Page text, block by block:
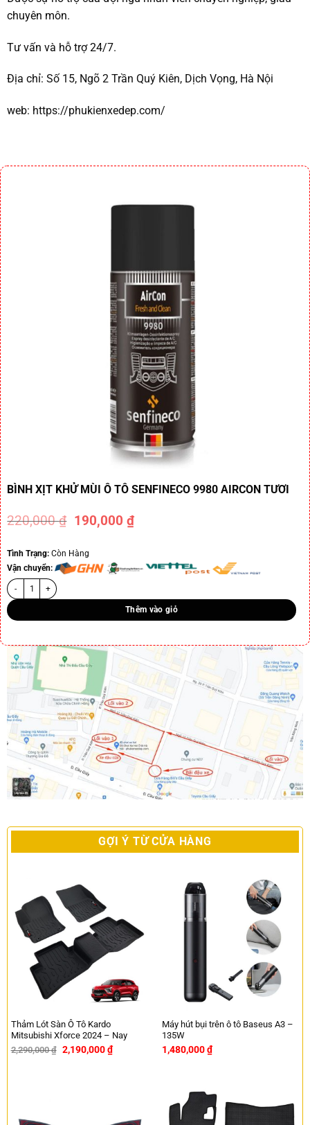
chuyên môn.
Tư vấn và hỗ trợ 24/7.
Địa chỉ: Số 15, Ngõ 2 Trần Quý Kiên, Dịch Vọng, Hà Nội
web: https://phukienxedep.com/
BÌNH XỊT KHỬ MÙI Ô TÔ SENFINECO 9980 AIRCON TƯƠI
220,000₫ 190,000₫
Tình Trạng:Còn Hàng
Vận chuyển:
Thêm vào giỏ
GỢI Ý TỪ CỬA HÀNG
Thảm Lót Sàn Ô Tô Kardo
Mitsubishi Xforce 2024 – Nay
2,290,000₫ 2,190,000₫
Máy hút bụi trên ô tô Baseus A3 –
135W
1,480,000₫